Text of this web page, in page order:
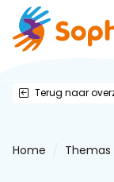
Thema's
Terug naar
Home Themas